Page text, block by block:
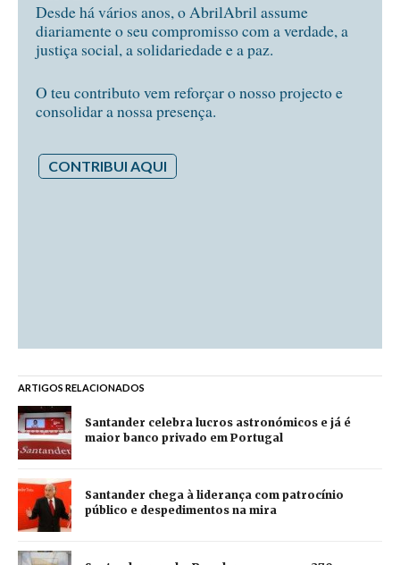
Desde há vários anos, o AbrilAbril assume
diariamente o seu compromisso com a verdade, a
justiça social, a solidariedade e a paz.
O teu contributo vem reforçar o nosso projecto e
consolidar a nossa presença.
CONTRIBUI AQUI
ARTIGOS RELACIONADOS
Santander celebra lucros astronómicos e já é
maior banco privado em Portugal
Santander chega à liderança com patrocínio
público e despedimentos na mira